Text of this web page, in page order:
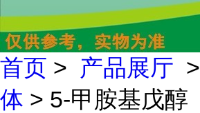
首页 > 产品展厅 >
体 > 5-甲胺基戊醇